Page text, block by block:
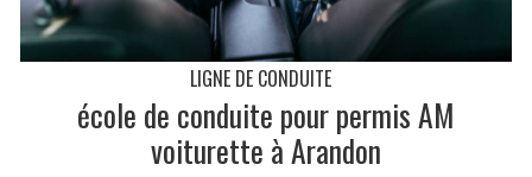
LIGNE DE CONDUITE
école de conduite pour permis AM
voiturette à Arandon